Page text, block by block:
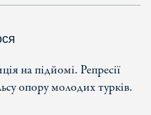
на підйомі. Репресії
опору молодих турків.